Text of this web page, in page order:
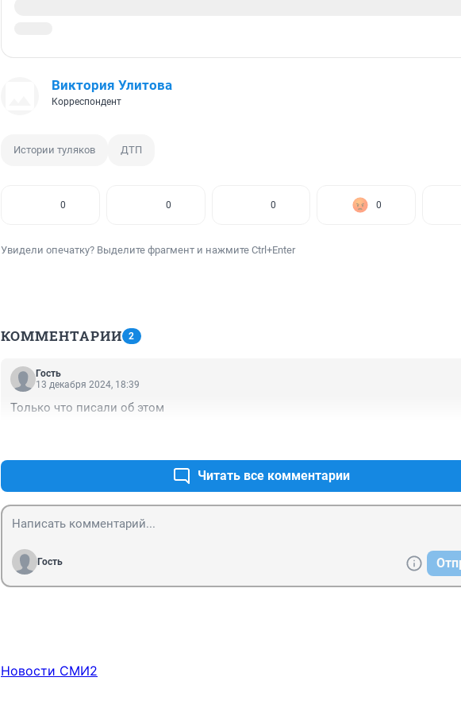
Виктория Улитова
Корреспондент
Истории туляков ДТП
0 0 0 0
Увидели опечатку? Выделите фрагмент и нажмите Ctrl+Enter
КОММЕНТАРИИ 2
Гость
13 декабря 2024, 18:39
Только что писали об этом
Читать все комментарии
Гость
Новости СМИ2